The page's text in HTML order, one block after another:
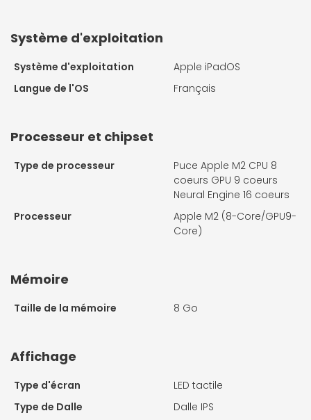
Système d'exploitation
Système d'exploitation
Apple iPadOS
Langue de l'OS
Français
Processeur et chipset
Type de processeur
Puce Apple M2 CPU 8
coeurs GPU 9 coeurs
Neural Engine 16 coeurs
Processeur
Apple M2 (8-Core/GPU9-
Core)
Mémoire
Taille de la mémoire 8 Go
Affichage
Type d'écran
LED tactile
Type de Dalle
Dalle IPS